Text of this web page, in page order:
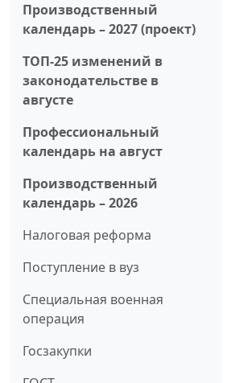
Производственный
календарь – 2027 (проект)
ТОП-25 изменений в
законодательстве в
августе
Профессиональный
календарь на август
Производственный
календарь – 2026
Налоговая реформа
Поступление в вуз
Специальная военная
операция
Госзакупки